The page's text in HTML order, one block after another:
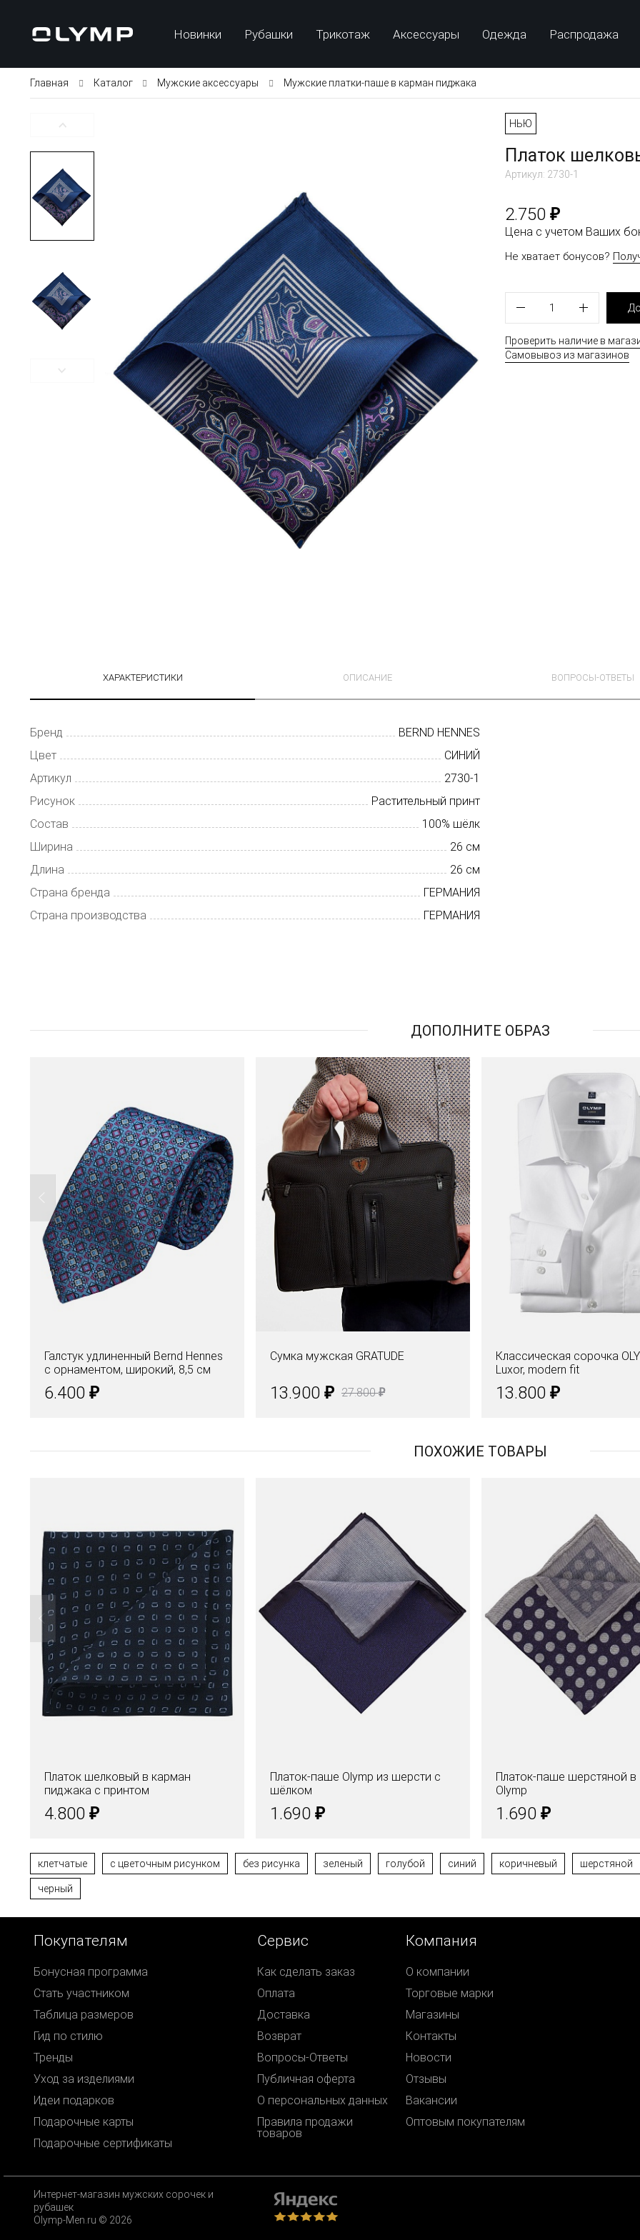
Новинки Рубашки Трикотаж Аксессуары Одежда Распродажа
Главная Каталог Мужские аксессуары Мужские платки-паше в карман пиджака
НЬЮ
Платок
Артикул: 2730-1
2.750 ₽
Цена с учетом Ваших
Не хватает бонусов?
1
Проверить наличие в
Самовывоз из магазинов
ХАРАКТЕРИСТИКИ ОПИСАНИЕ ВОПРОСЫ-ОТВЕТЫ
Бренд
BERND HENNES
Цвет
СИНИЙ
Артикул
2730-1
Рисунок
Растительный принт
Состав
100% шёлк
Ширина
26 см
Длина
26 см
Страна бренда
ГЕРМАНИЯ
Страна производства
ГЕРМАНИЯ
ДОПОЛНИТЕ ОБРАЗ
Галстук удлиненный Bernd Hennes
c орнаментом, широкий, 8,5 см
6.400 ₽
Сумка мужская GRATUDE
13.900 ₽ 27.800₽
Классическая сорочка
Luxor, modern fit
13.800 ₽
ПОХОЖИЕ ТОВАРЫ
Платок шелковый в карман
пиджака с принтом
4.800 ₽
Платок-паше Olymp из шерсти с
шёлком
1.690 ₽
Платок-паше шерстяной в
Olymp
1.690 ₽
клетчатые с цветочным рисунком без рисунка зеленый голубой синий коричневый шерстяной
черный
Покупателям
Бонусная программа
Стать участником
Таблица размеров
Гид по стилю
Тренды
Уход за изделиями
Идеи подарков
Подарочные карты
Подарочные сертификаты
Сервис
Как сделать заказ
Оплата
Доставка
Возврат
Вопросы-Ответы
Публичная оферта
О персональных данных
Правила продажи
товаров
Компания
О компании
Торговые марки
Магазины
Контакты
Новости
Отзывы
Вакансии
Оптовым покупателям
Интернет-магазин мужских сорочек и
рубашек
Olymp-Men.ru © 2026